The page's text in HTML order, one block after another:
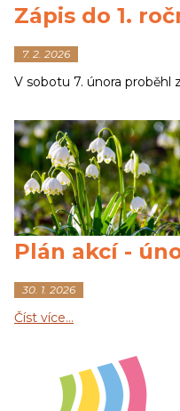
Zápis do 1.
7. 2. 2026
V sobotu 7. února proběhl
Plán akcí -
30. 1. 2026
Číst více…